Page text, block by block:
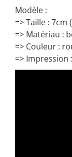
Modèle :
=> Taille : 7cm
=> Matériau :
=> Couleur :
=> Impression